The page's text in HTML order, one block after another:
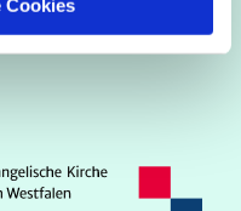
Cookies
–Matthäus–